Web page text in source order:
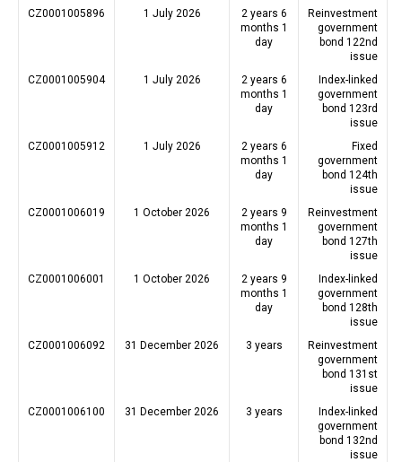
CZ0001005896 1 July 2026
2 years 6
months 1
day
Reinvestment
government
bond 122nd
issue
CZ0001005904
1 July 2026
2 years 6
months 1
day
Index-linked
government
bond 123rd
issue
CZ0001005912
1 July 2026
2 years 6
months 1
day
Fixed
government
bond 124th
issue
CZ0001006019
1 October 2026
2 years 9
months 1
day
Reinvestment
government
bond 127th
issue
CZ0001006001
1 October 2026
2 years 9
months 1
day
Index-linked
government
bond 128th
issue
CZ0001006092
31 December 2026 3 years
Reinvestment
government
bond 131st
issue
CZ0001006100
31 December 2026 3 years
Index-linked
government
bond 132nd
issue